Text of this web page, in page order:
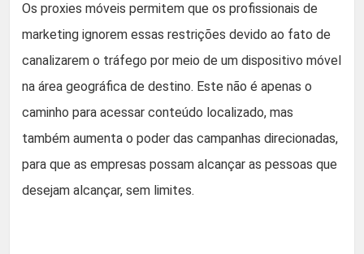
Os proxies móveis permitem que os profissionais de
marketing ignorem essas restrições devido ao fato de
canalizarem o tráfego por meio de um dispositivo móvel
na área geográfica de destino. Este não é apenas o
caminho para acessar conteúdo localizado, mas
também aumenta o poder das campanhas direcionadas,
para que as empresas possam alcançar as pessoas que
desejam alcançar, sem limites.